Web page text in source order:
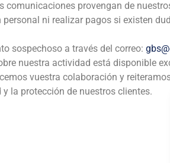
comunicaciones provengan de
ni realizar pagos si existen
sospechoso a través del correo:
nuestra actividad está disponible
vuestra colaboración y
la protección de nuestros clientes.